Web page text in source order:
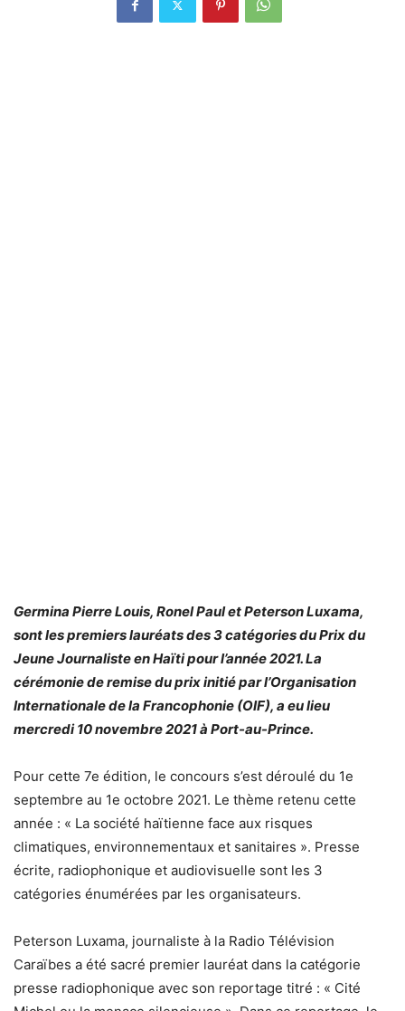
Germina Pierre Louis, Ronel Paul et Peterson Luxama,
sont les premiers lauréats des 3 catégories du Prix du
Jeune Journaliste en Haïti pour l’année 2021. La
cérémonie de remise du prix initié par l’Organisation
Internationale de la Francophonie (OIF), a eu lieu
mercredi 10 novembre 2021 à Port-au-Prince.
Pour cette 7e édition, le concours s’est déroulé du 1e
septembre au 1e octobre 2021. Le thème retenu cette
année : « La société haïtienne face aux risques
climatiques, environnementaux et sanitaires ». Presse
écrite, radiophonique et audiovisuelle sont les 3
catégories énumérées par les organisateurs.
Peterson Luxama, journaliste à la Radio Télévision
Caraïbes a été sacré premier lauréat dans la catégorie
presse radiophonique avec son reportage titré : « Cité